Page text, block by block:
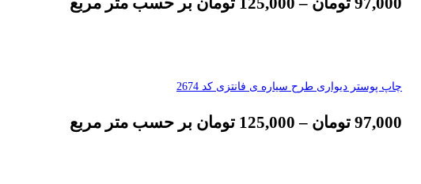
چاپ پوستر دیواری طرح سیاره ی فانتزی کد 2674
97,000 تومان –
125,000 تومان بر حسب متر مربع